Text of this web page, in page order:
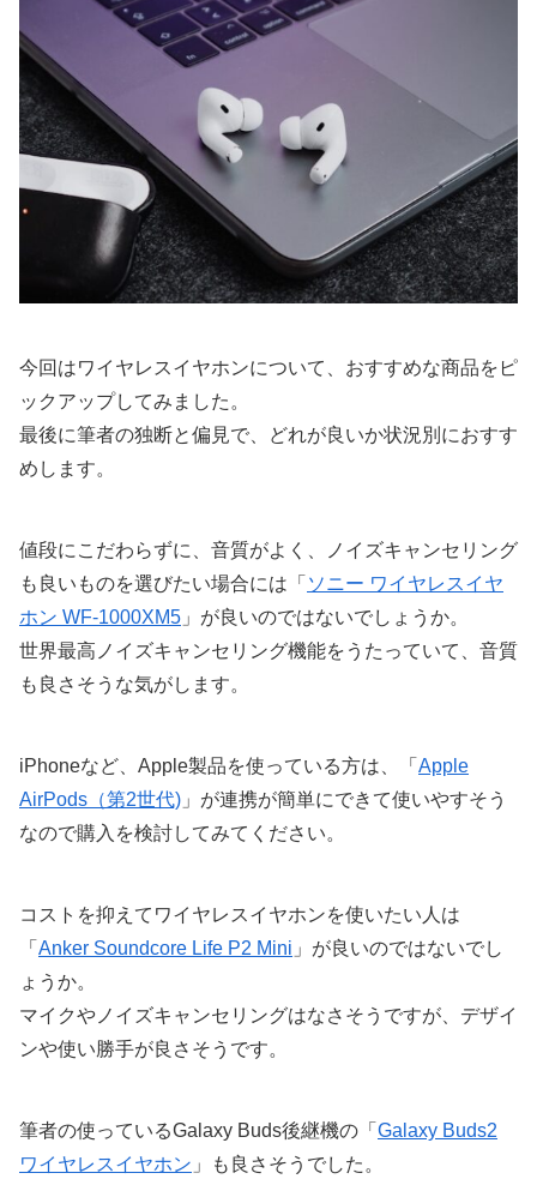
今回はワイヤレスイヤホンについて、おすすめな商品をピ
ックアップしてみました。
最後に筆者の独断と偏見で、どれが良いか状況別におすす
めします。
値段にこだわらずに、音質がよく、ノイズキャンセリング
も良いものを選びたい場合には「 ソニー ワイヤレスイヤ
ホン WF-1000XM5 」が良いのではないでしょうか。
世界最高ノイズキャンセリング機能をうたっていて、音質
も良さそうな気がします。
iPhoneなど、Apple製品を使っている方は、「 Apple
AirPods（第2世代) 」が連携が簡単にできて使いやすそう
なので購入を検討してみてください。
コストを抑えてワイヤレスイヤホンを使いたい人は
「 Anker Soundcore Life P2 Mini 」が良いのではないでし
ょうか。
マイクやノイズキャンセリングはなさそうですが、デザイ
ンや使い勝手が良さそうです。
筆者の使っているGalaxy Buds後継機の「 Galaxy Buds2
ワイヤレスイヤホン 」も良さそうでした。